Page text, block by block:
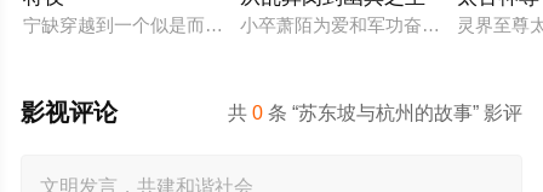
宁缺穿越到一个似是而非的大唐世界，却发现此处为处处惊险
小卒萧陌为爱和军功奋斗三年，却被
灵界至尊
共0 条 “苏东坡与杭州的故事” 影评
影视评论